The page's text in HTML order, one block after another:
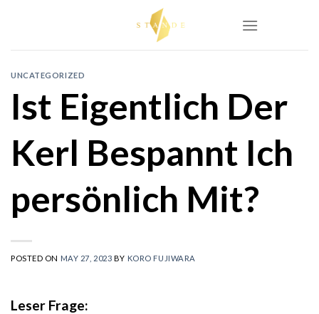
UNCATEGORIZED
Ist Eigentlich Der
Kerl Bespannt Ich
persönlich Mit?
POSTED ON MAY 27, 2023 BY KORO FUJIWARA
Leser Frage: